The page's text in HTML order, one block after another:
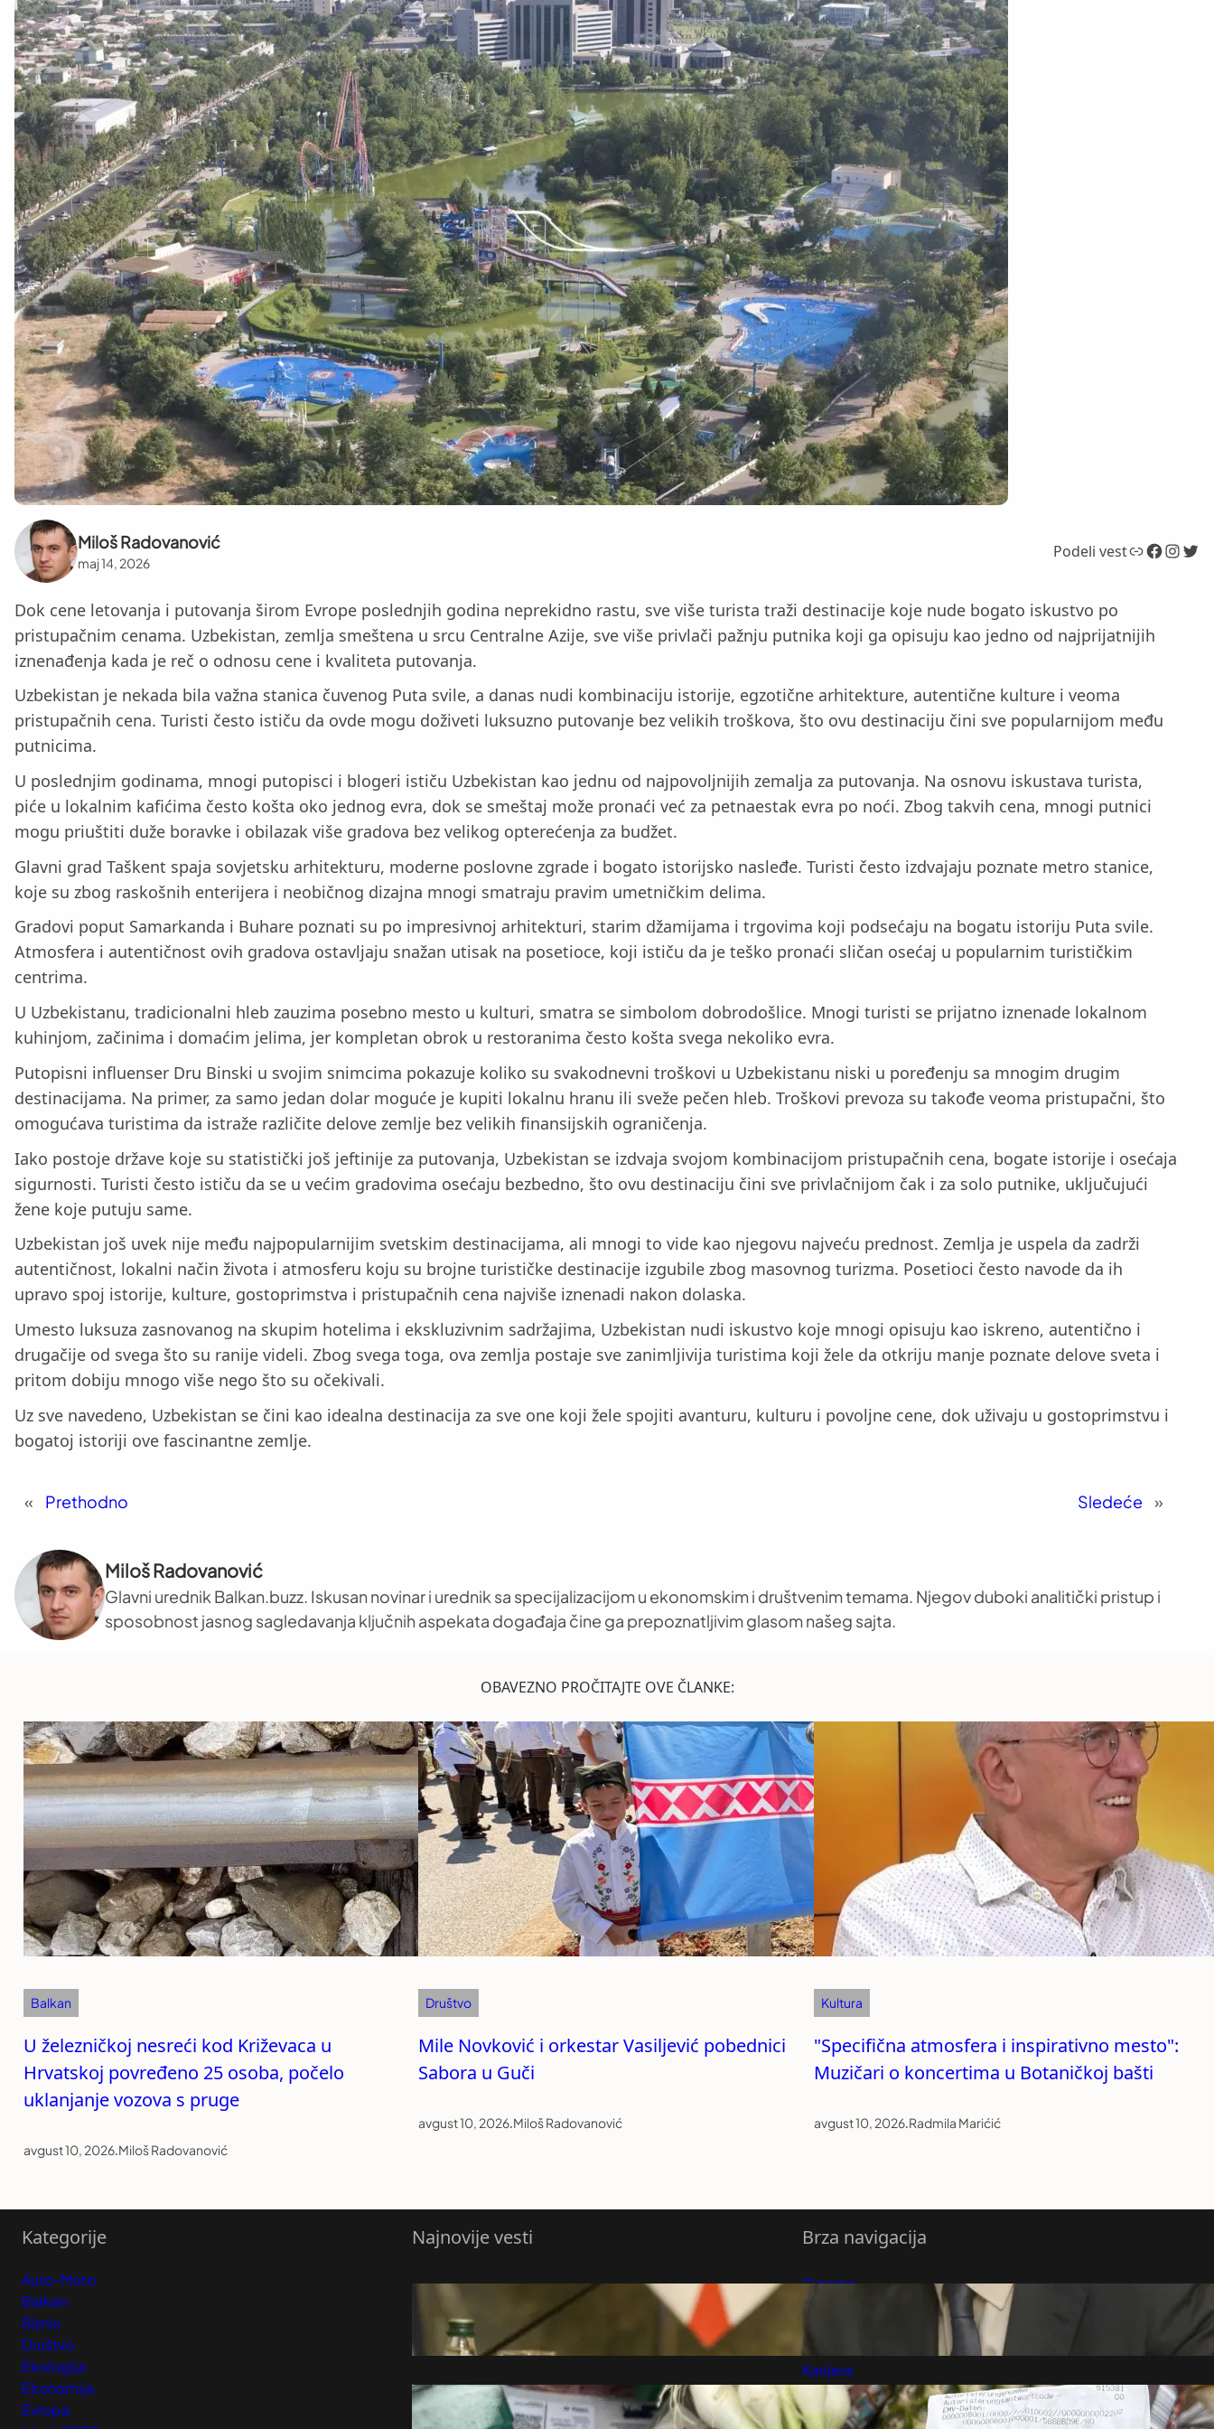
Miloš Radovanović
maj 14, 2026
Podeli vestLink Facebook InstagramTwitter
Dok cene letovanja i putovanja širom Evrope poslednjih godina neprekidno rastu, sve više turista traži destinacije koje nude bogato iskustvo po
pristupačnim cenama. Uzbekistan, zemlja smeštena u srcu Centralne Azije, sve više privlači pažnju putnika koji ga opisuju kao jedno od najprijatnijih
iznenađenja kada je reč o odnosu cene i kvaliteta putovanja.
Uzbekistan je nekada bila važna stanica čuvenog Puta svile, a danas nudi kombinaciju istorije, egzotične arhitekture, autentične kulture i veoma
pristupačnih cena. Turisti često ističu da ovde mogu doživeti luksuzno putovanje bez velikih troškova, što ovu destinaciju čini sve popularnijom među
putnicima.
U poslednjim godinama, mnogi putopisci i blogeri ističu Uzbekistan kao jednu od najpovoljnijih zemalja za putovanja. Na osnovu iskustava turista,
piće u lokalnim kafićima često košta oko jednog evra, dok se smeštaj može pronaći već za petnaestak evra po noći. Zbog takvih cena, mnogi putnici
mogu priuštiti duže boravke i obilazak više gradova bez velikog opterećenja za budžet.
Glavni grad Taškent spaja sovjetsku arhitekturu, moderne poslovne zgrade i bogato istorijsko nasleđe. Turisti često izdvajaju poznate metro stanice,
koje su zbog raskošnih enterijera i neobičnog dizajna mnogi smatraju pravim umetničkim delima.
Gradovi poput Samarkanda i Buhare poznati su po impresivnoj arhitekturi, starim džamijama i trgovima koji podsećaju na bogatu istoriju Puta svile.
Atmosfera i autentičnost ovih gradova ostavljaju snažan utisak na posetioce, koji ističu da je teško pronaći sličan osećaj u popularnim turističkim
centrima.
U Uzbekistanu, tradicionalni hleb zauzima posebno mesto u kulturi, smatra se simbolom dobrodošlice. Mnogi turisti se prijatno iznenade lokalnom
kuhinjom, začinima i domaćim jelima, jer kompletan obrok u restoranima često košta svega nekoliko evra.
Putopisni influenser Dru Binski u svojim snimcima pokazuje koliko su svakodnevni troškovi u Uzbekistanu niski u poređenju sa mnogim drugim
destinacijama. Na primer, za samo jedan dolar moguće je kupiti lokalnu hranu ili sveže pečen hleb. Troškovi prevoza su takođe veoma pristupačni, što
omogućava turistima da istraže različite delove zemlje bez velikih finansijskih ograničenja.
Iako postoje države koje su statistički još jeftinije za putovanja, Uzbekistan se izdvaja svojom kombinacijom pristupačnih cena, bogate istorije i osećaja
sigurnosti. Turisti često ističu da se u većim gradovima osećaju bezbedno, što ovu destinaciju čini sve privlačnijom čak i za solo putnike, uključujući
žene koje putuju same.
Uzbekistan još uvek nije među najpopularnijim svetskim destinacijama, ali mnogi to vide kao njegovu najveću prednost. Zemlja je uspela da zadrži
autentičnost, lokalni način života i atmosferu koju su brojne turističke destinacije izgubile zbog masovnog turizma. Posetioci često navode da ih
upravo spoj istorije, kulture, gostoprimstva i pristupačnih cena najviše iznenadi nakon dolaska.
Umesto luksuza zasnovanog na skupim hotelima i ekskluzivnim sadržajima, Uzbekistan nudi iskustvo koje mnogi opisuju kao iskreno, autentično i
drugačije od svega što su ranije videli. Zbog svega toga, ova zemlja postaje sve zanimljivija turistima koji žele da otkriju manje poznate delove sveta i
pritom dobiju mnogo više nego što su očekivali.
Uz sve navedeno, Uzbekistan se čini kao idealna destinacija za sve one koji žele spojiti avanturu, kulturu i povoljne cene, dok uživaju u gostoprimstvu i
bogatoj istoriji ove fascinantne zemlje.
« Prethodno Sledeće »
Miloš Radovanović
Glavni urednik Balkan.buzz. Iskusan novinar i urednik sa specijalizacijom u ekonomskim i društvenim temama. Njegov duboki analitički pristup i
sposobnost jasnog sagledavanja ključnih aspekata događaja čine ga prepoznatljivim glasom našeg sajta.
OBAVEZNO PROČITAJTE OVE ČLANKE:
Balkan
U železničkoj nesreći kod Križevaca u
Hrvatskoj povređeno 25 osoba, počelo
uklanjanje vozova s pruge
avgust 10, 2026.Miloš Radovanović
Društvo
Mile Novković i orkestar Vasiljević pobednici
Sabora u Guči
avgust 10, 2026.Miloš Radovanović
Kultura
"Specifična atmosfera i inspirativno mesto":
Muzičari o koncertima u Botaničkoj bašti
avgust 10, 2026.Radmila Marićić
Kategorije
Auto-Moto
Balkan
Biznis
Društvo
Ekologija
Ekonomija
Evropa
Najnovije vesti
Vučić kaže da je više od 80 odsto glasača
opredeljeno. Ali to ide na ruku
avgust 10, 2026
Inflacija se smanjila, ali opasnost nije
prošla: Šta sve utiče na cene u
Brza navigacija
O nama
Pretplatite se na vesti
Karijera
Marketing